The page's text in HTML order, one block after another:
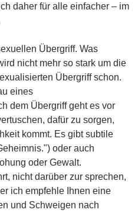
daher für alle einfacher – im
Übergriff. Was
nicht mehr so stark um die
Übergriff schon.
eines
dem Übergriff geht es vor
dafür zu sorgen,
kommt. Es gibt subtile
oder auch
oder Gewalt.
nicht darüber zur sprechen,
ich empfehle Ihnen eine
und Schweigen nach